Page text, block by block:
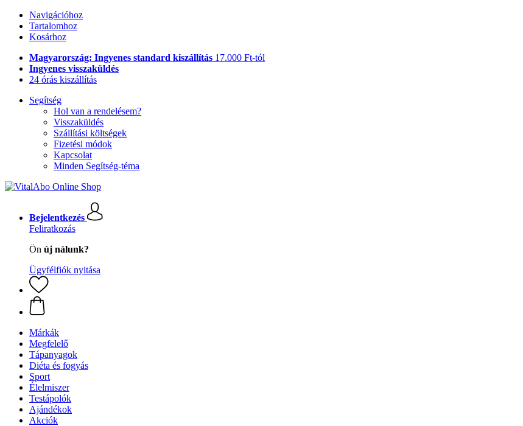
Navigációhoz
Tartalomhoz
Kosárhoz
Magyarország: Ingyenes standard kiszállítás 17.000 Ft-tól
Ingyenes visszaküldés
24 órás kiszállítás
Segítség
Hol van a rendelésem?
Visszaküldés
Szállítási költségek
Fizetési módok
Kapcsolat
Minden Segítség-téma
Bejelentkezés
Feliratkozás
Ön új nálunk?
Ügyfélfiók nyitása
Márkák
Megfelelő
Tápanyagok
Diéta és fogyás
Sport
Élelmiszer
Testápolók
Ajándékok
Akciók